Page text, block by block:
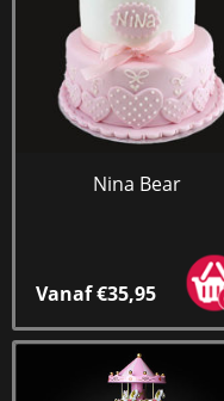
Nina Bear
Vanaf €35,95